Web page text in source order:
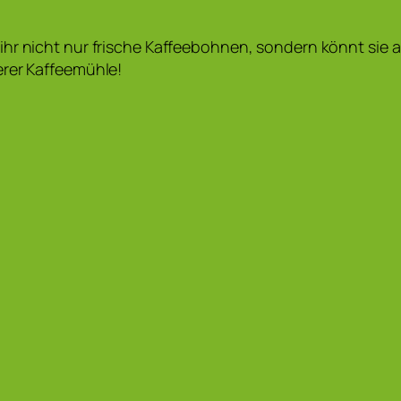
nicht nur frische Kaffeebohnen, sondern könnt sie
Kaffeemühle!